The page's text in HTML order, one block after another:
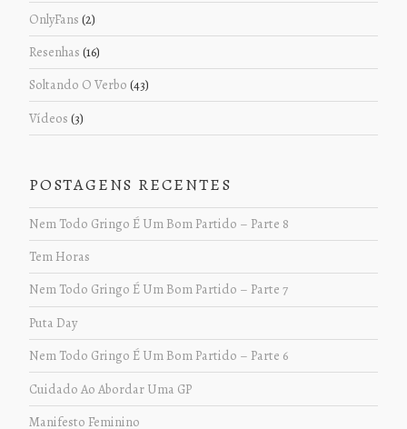
OnlyFans (2)
Resenhas (16)
Soltando O Verbo (43)
Vídeos (3)
POSTAGENS RECENTES
Nem Todo Gringo É Um Bom Partido – Parte 8
Tem Horas
Nem Todo Gringo É Um Bom Partido – Parte 7
Puta Day
Nem Todo Gringo É Um Bom Partido – Parte 6
Cuidado Ao Abordar Uma GP
Manifesto Feminino